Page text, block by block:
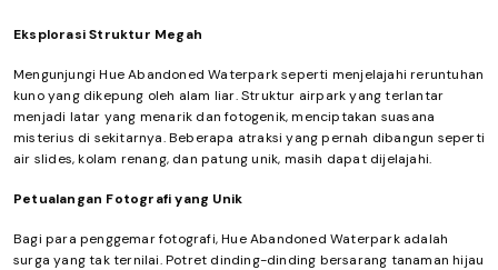
Eksplorasi Struktur Megah
Mengunjungi Hue Abandoned Waterpark seperti menjelajahi reruntuhan
kuno yang dikepung oleh alam liar. Struktur airpark yang terlantar
menjadi latar yang menarik dan fotogenik, menciptakan suasana
misterius di sekitarnya. Beberapa atraksi yang pernah dibangun seperti
air slides, kolam renang, dan patung unik, masih dapat dijelajahi.
Petualangan Fotografi yang Unik
Bagi para penggemar fotografi, Hue Abandoned Waterpark adalah
surga yang tak ternilai. Potret dinding-dinding bersarang tanaman hijau